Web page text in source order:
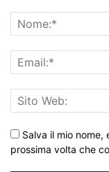
Salva il mio
prossima volta che